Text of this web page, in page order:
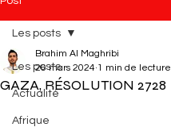
Les posts
Actualité
Afrique
Les posts
GAZA, RÉSOLUTION 2728
Brahim Al Maghribi
26 mars 2024 1 min de lecture